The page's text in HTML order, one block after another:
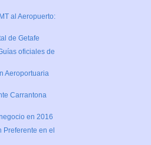
al Aeropuerto:
de Getafe
oficiales de
Aeroportuaria
Carrantona
en 2016
Preferente en el